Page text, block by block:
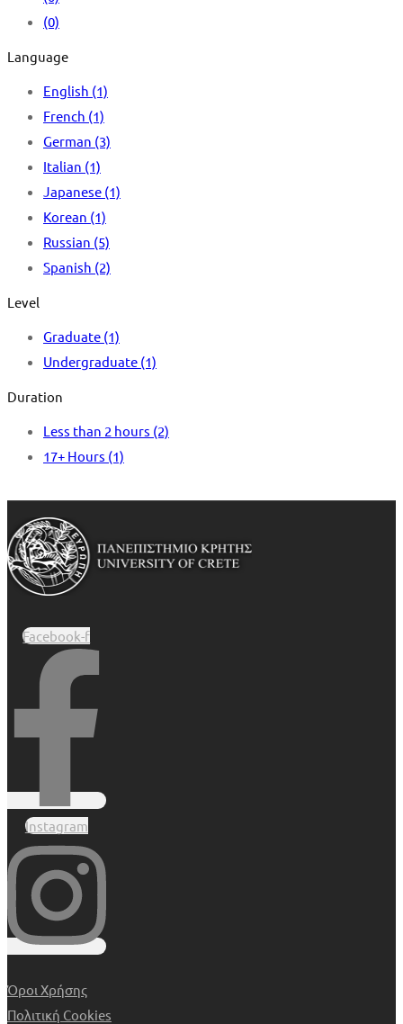
(0)
Language
English (1)
French (1)
German (3)
Italian (1)
Japanese (1)
Korean (1)
Russian (5)
Spanish (2)
Level
Graduate (1)
Undergraduate (1)
Duration
Less than 2 hours (2)
17+ Hours (1)
Facebook-f
Instagram
Όροι Χρήσης
Πολιτική Cookies